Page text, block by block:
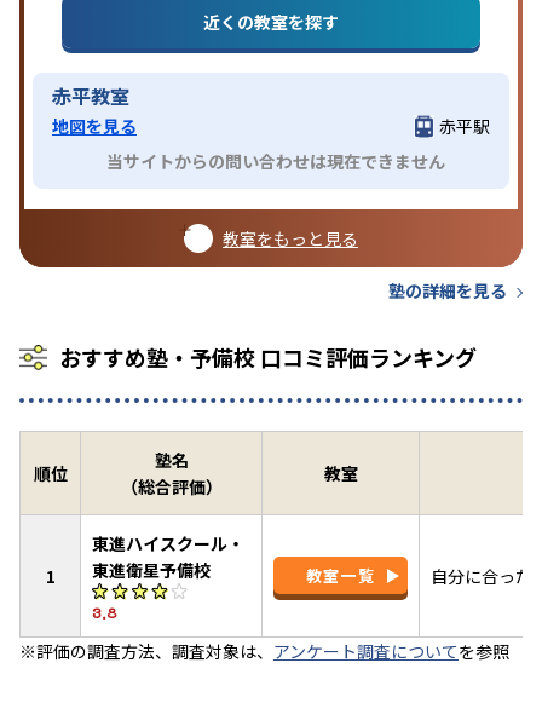
近くの教室を探す
赤平教室
地図を見る
赤平駅
当サイトからの問い合わせは現在できません
教室をもっと見る
塾の詳細を見る
おすすめ塾・予備校 口コミ評価ランキング
順位
塾名
（総合評価）
教室
1
東進ハイスクール・
東進衛星予備校
3.8
教室一覧 自分に合った
※評価の調査方法、調査対象は、 アンケート調査についてを参照